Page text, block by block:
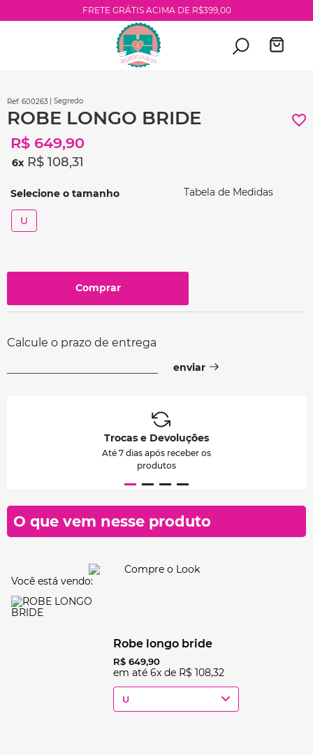
FRETE GRÁTIS ACIMA DE R$399,00
: 600263 | Segredo
ROBE LONGO BRIDE
R$ 649,90
6 R$ 108,31
U
Tabela de Medidas
Comprar
Calcule o prazo de entrega
Trocas e Devoluções
Até 7 dias após receber os
produtos
O que vem nesse produto
Você está vendo:
robe longo bride
R$ 649,90
em até 6x de R$ 108,32
U